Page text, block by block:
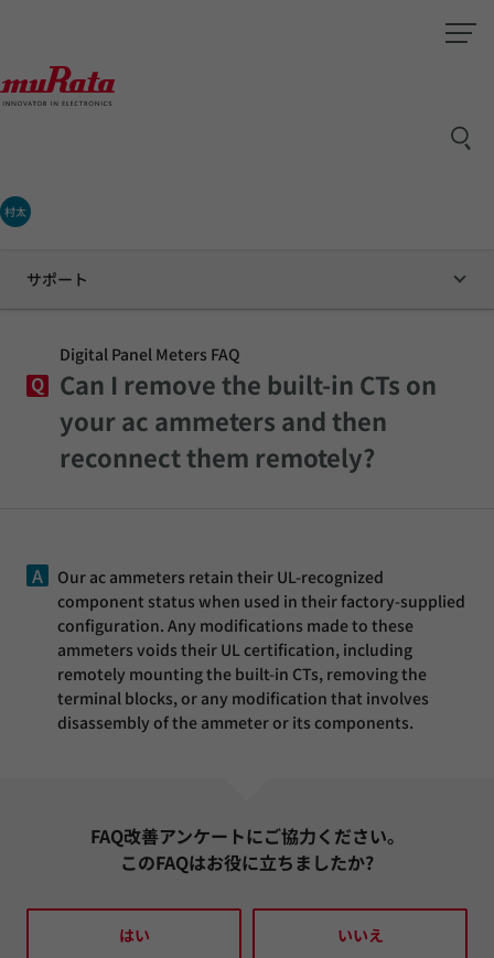
村太
サポート
Digital Panel Meters FAQ
Q
Can I remove the built-in CTs on
your ac ammeters and then
reconnect them remotely?
A
Our ac ammeters retain their UL-recognized
component status when used in their factory-supplied
configuration. Any modifications made to these
ammeters voids their UL certification, including
remotely mounting the built-in CTs, removing the
terminal blocks, or any modification that involves
disassembly of the ammeter or its components.
FAQ改善アンケートにご協力ください。
このFAQはお役に立ちましたか?
はい いいえ